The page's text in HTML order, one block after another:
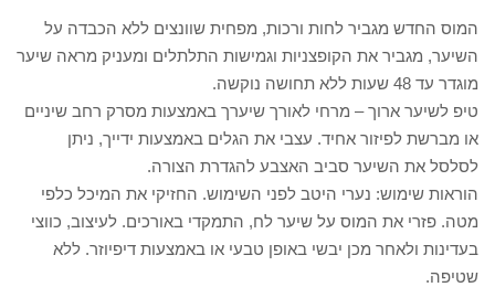
המוס החדש מגביר לחות ורכות, מפחית שוונצים ללא הכבדה על
השיער, מגביר את הקופצניות וגמישות התלתלים ומעניק מראה שיער
מוגדר עד 48 שעות ללא תחושה נוקשה.
טיפ לשיער ארוך – מרחי לאורך שיערך באמצעות מסרק רחב שיניים
או מברשת לפיזור אחיד. עצבי את הגלים באמצעות ידייך, ניתן
לסלסל את השיער סביב האצבע להגדרת הצורה.
הוראות שימוש: נערי היטב לפני השימוש. החזיקי את המיכל כלפי
מטה. פזרי את המוס על שיער לח, התמקדי באורכים. לעיצוב, כווצי
בעדינות ולאחר מכן יבשי באופן טבעי או באמצעות דיפיוזר. ללא
שטיפה.